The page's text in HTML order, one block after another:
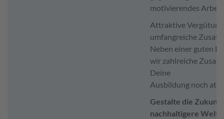
motivierendes
Attraktive
umfangreiche
Neben einer guten
wir zahlreiche
Deine
Ausbildung noch
Gestalte die
nachhaltigere Welt!